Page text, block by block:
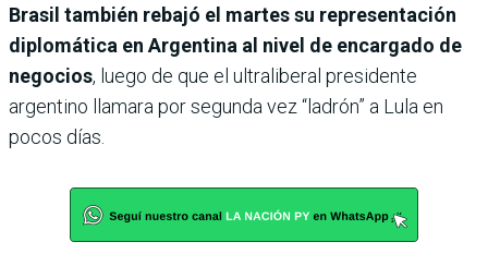
Brasil también rebajó el martes su representación
diplomática en Argentina al nivel de encargado de
negocios, luego de que el ultraliberal presidente
argentino llamara por segunda vez “ladrón” a Lula en
pocos días.